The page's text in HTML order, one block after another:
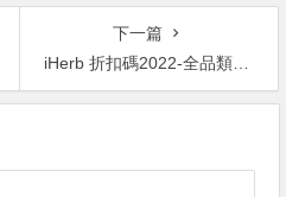
下一篇
iHerb 折扣碼2022-全品類滿$40享9折 滿$60享8折 +滿額順豐免郵